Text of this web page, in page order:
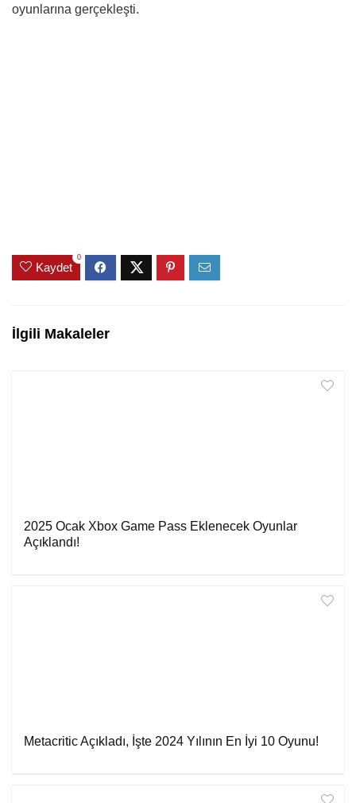
oyunlarına gerçekleşti.
Kaydet
0
İlgili Makaleler
2025 Ocak Xbox Game Pass Eklenecek Oyunlar
Açıklandı!
Metacritic Açıkladı, İşte 2024 Yılının En İyi 10 Oyunu!